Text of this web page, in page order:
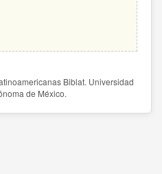
Biblat. Universidad
de México.